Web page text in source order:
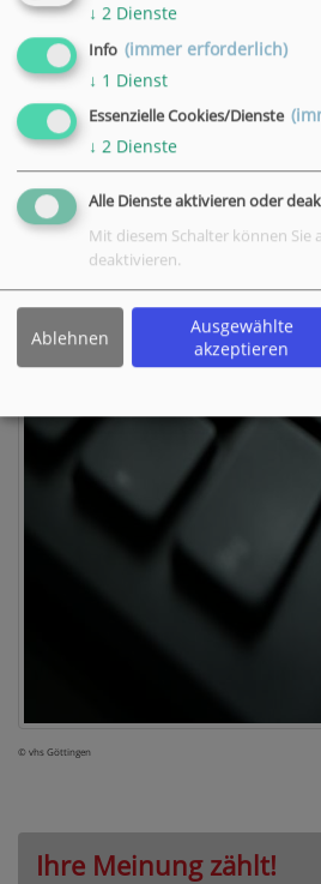
© vhs Göttingen
Ihre Meinung zählt!
↓ 2 Dienste
Info (immer erforderlich)
↓ 1 Dienst
Essenzielle Cookies/Dienste
↓ 2 Dienste
Alle Dienste aktivieren oder
Mit diesem Schalter können Sie
deaktivieren.
Ablehnen
Ausgewählte
akzeptieren